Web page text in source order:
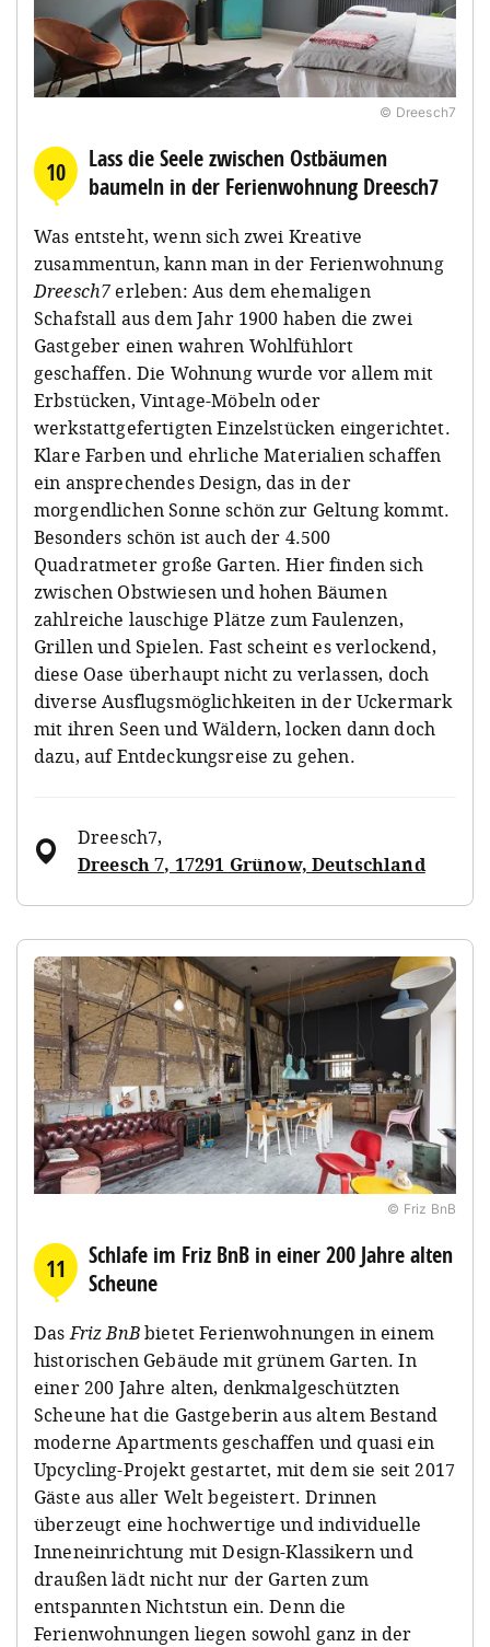
© Dreesch7
10
Lass die Seele zwischen Ostbäumen
baumeln in der Ferienwohnung Dreesch7
Was entsteht, wenn sich zwei Kreative
zusammentun, kann man in der Ferienwohnung
Dreesch7erleben: Aus dem ehemaligen
Schafstall aus dem Jahr 1900 haben die zwei
Gastgeber einen wahren Wohlfühlort
geschaffen. Die Wohnung wurde vor allem mit
Erbstücken, Vintage-Möbeln oder
werkstattgefertigten Einzelstücken eingerichtet.
Klare Farben und ehrliche Materialien schaffen
ein ansprechendes Design, das in der
morgendlichen Sonne schön zur Geltung kommt.
Besonders schön ist auch der 4.500
Quadratmeter große Garten. Hier finden sich
zwischen Obstwiesen und hohen Bäumen
zahlreiche lauschige Plätze zum Faulenzen,
Grillen und Spielen. Fast scheint es verlockend,
diese Oase überhaupt nicht zu verlassen, doch
diverse Ausflugsmöglichkeiten in der Uckermark
mit ihren Seen und Wäldern, locken dann doch
dazu, auf Entdeckungsreise zu gehen.
Dreesch7,
Dreesch 7, 17291 Grünow, Deutschland
© Friz BnB
11
Schlafe im Friz BnB in einer 200 Jahre alten
Scheune
DasFriz BnBbietet Ferienwohnungen in einem
historischen Gebäude mit grünem Garten. In
einer 200 Jahre alten, denkmalgeschützten
Scheune hat die Gastgeberin aus altem Bestand
moderne Apartments geschaffen und quasi ein
Upcycling-Projekt gestartet, mit dem sie seit 2017
Gäste aus aller Welt begeistert. Drinnen
überzeugt eine hochwertige und individuelle
Inneneinrichtung mit Design-Klassikern und
draußen lädt nicht nur der Garten zum
entspannten Nichtstun ein. Denn die
Ferienwohnungen liegen sowohl ganz in der